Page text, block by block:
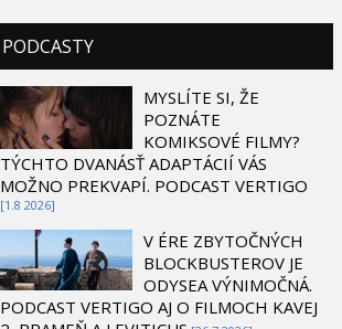
PODCASTY
MYSLÍTE SI, ŽE
POZNÁTE
KOMIKSOVÉ FILMY?
TÝCHTO DVANÁSŤ ADAPTÁCIÍ VÁS
MOŽNO PREKVAPÍ. PODCAST VERTIGO
[1.8 2026]
V ÉRE ZBYTOČNÝCH
BLOCKBUSTEROV JE
ODYSEA VÝNIMOČNÁ.
PODCAST VERTIGO AJ O FILMOCH KAVEJ